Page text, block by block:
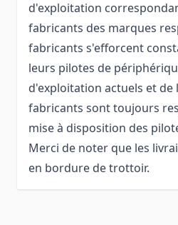
d'exploitation
fabricants des marques
fabricants s'efforcent
leurs pilotes de
d'exploitation actuels et de
fabricants sont toujours
mise à disposition des
Merci de noter que les
en bordure de trottoir.